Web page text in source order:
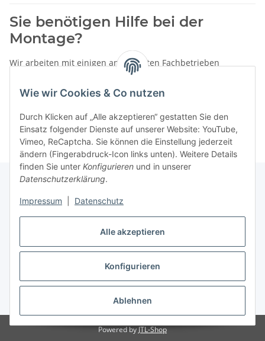
Alle akzeptieren
Konfigurieren
Ablehnen
Wie wir Cookies & Co nutzen
Durch Klicken auf „Alle akzeptieren“ gestatten Sie den
Einsatz folgender Dienste auf unserer Website: YouTube,
Vimeo, ReCaptcha. Sie können die Einstellung jederzeit
ändern (Fingerabdruck-Icon links unten). Weitere Details
finden Sie unter Konfigurieren und in unserer
Datenschutzerklärung.
Impressum Datenschutz
Sie benötigen Hilfe bei der
Montage?
Wir arbeiten mit einigen anerkannten Fachbetrieben
Rufen Sie uns einfach an:
oder schreiben Sie uns eine eMail!
Gesetzliche Informationen
Vertrag widerrufen
Widerrufsbutton
* Alle Preise inkl. gesetzlicher USt., zzgl.Versand
Powered byJTL-Shop